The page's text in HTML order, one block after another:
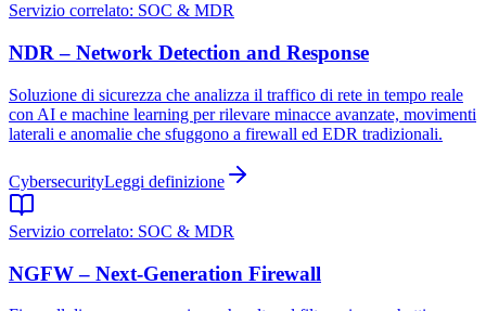
Servizio correlato: SOC & MDR
NDR – Network Detection and Response
Soluzione di sicurezza che analizza il traffico di rete in tempo reale
con AI e machine learning per rilevare minacce avanzate, movimenti
laterali e anomalie che sfuggono a firewall ed EDR tradizionali.
CybersecurityLeggi definizione
Servizio correlato: SOC & MDR
NGFW – Next-Generation Firewall